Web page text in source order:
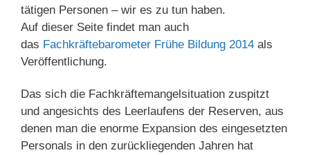
tätigen Personen – wir es zu tun haben.
Auf dieser Seite findet man auch
das Fachkräftebarometer Frühe Bildung 2014 als
Veröffentlichung.
Das sich die Fachkräftemangelsituation zuspitzt
und angesichts des Leerlaufens der Reserven, aus
denen man die enorme Expansion des eingesetzten
Personals in den zurückliegenden Jahren hat